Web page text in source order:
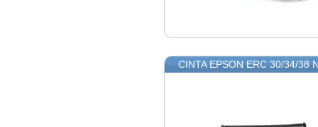
CINTA EPSON ERC 30/34/38